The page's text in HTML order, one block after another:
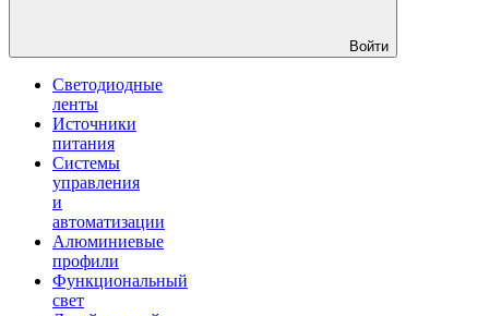
Войти
Светодиодные
ленты
Источники
питания
Системы
управления
и
автоматизации
Алюминиевые
профили
Функциональный
свет